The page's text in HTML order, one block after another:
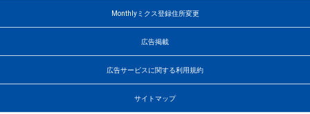
Monthlyミクス登録住所変更
広告掲載
広告サービスに関する利用規約
サイトマップ